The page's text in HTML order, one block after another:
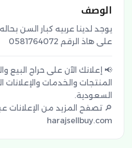
الوصف
على هاذ الرقم 0581764072
📢 إعلانك الآن على حراج البيع
المنتجات والخدمات
🔎 تصفح المزيد من الإعلانات
harajsellbuy.com